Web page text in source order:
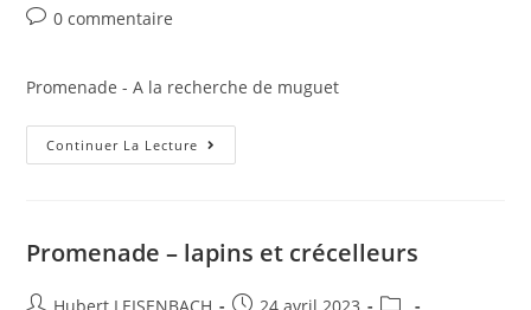
0 commentaire
Promenade - A la recherche de muguet
Continuer La Lecture
Promenade – lapins et crécelleurs